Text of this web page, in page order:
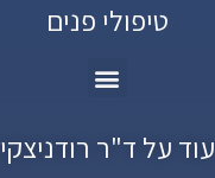
טיפולי פנים
עוד על ד"ר רודניצקי